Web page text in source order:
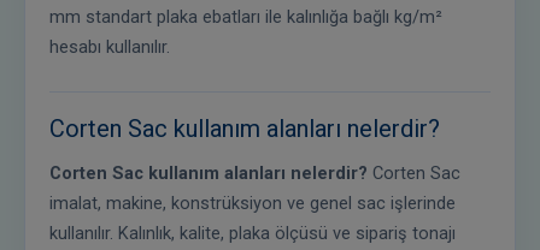
mm standart plaka ebatları ile kalınlığa bağlı kg/m²
hesabı kullanılır.
Corten Sac kullanım alanları nelerdir?
Corten Sac kullanım alanları nelerdir? Corten Sac
imalat, makine, konstrüksiyon ve genel sac işlerinde
kullanılır. Kalınlık, kalite, plaka ölçüsü ve sipariş tonajı